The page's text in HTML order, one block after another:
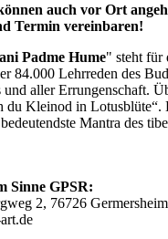
auch vor Ort
Termin vereinbaren!
Padme Hume" steht für
84.000 Lehrreden des
aller Errungenschaft.
du Kleinod in Lotusblüte“.
Mantra des
Sinne GPSR:
2, 76726 Germersheim